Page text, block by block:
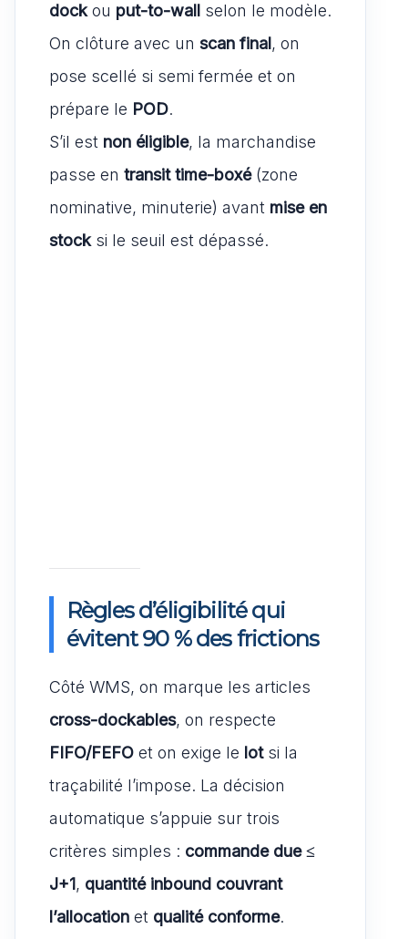
dockou put-to-wall selon le modèle.
On clôture avec un scan final, on
pose scellé si semi fermée et on
prépare le POD.
S’il est non éligible, la marchandise
passe en transit time-boxé(zone
nominative, minuterie) avant mise en
stocksi le seuil est dépassé.
Règles d’éligibilité qui
évitent 90 % des frictions
Côté WMS, on marque les articles
cross-dockables, on respecte
FIFO/FEFO et on exige le lotsi la
traçabilité l’impose. La décision
automatique s’appuie sur trois
critères simples : commande due ≤
J+1, quantité inbound couvrant
l’allocation et qualité conforme.